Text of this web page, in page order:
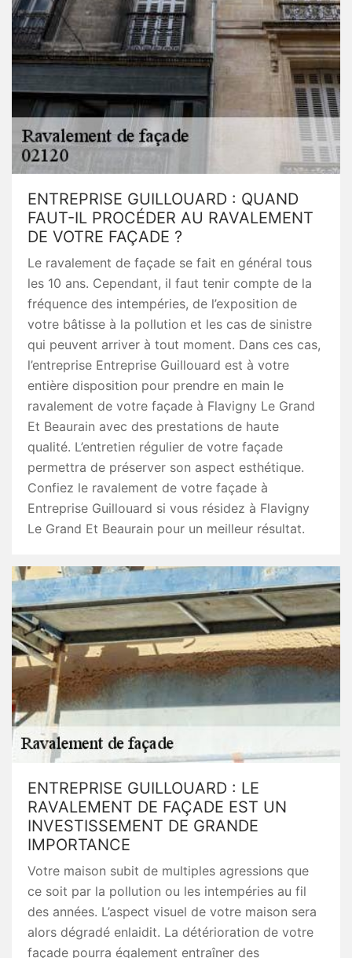
ENTREPRISE GUILLOUARD : QUAND
FAUT-IL PROCÉDER AU RAVALEMENT
DE VOTRE FAÇADE ?
Le ravalement de façade se fait en général tous
les 10 ans. Cependant, il faut tenir compte de la
fréquence des intempéries, de l’exposition de
votre bâtisse à la pollution et les cas de sinistre
qui peuvent arriver à tout moment. Dans ces cas,
l’entreprise Entreprise Guillouard est à votre
entière disposition pour prendre en main le
ravalement de votre façade à Flavigny Le Grand
Et Beaurain avec des prestations de haute
qualité. L’entretien régulier de votre façade
permettra de préserver son aspect esthétique.
Confiez le ravalement de votre façade à
Entreprise Guillouard si vous résidez à Flavigny
Le Grand Et Beaurain pour un meilleur résultat.
ENTREPRISE GUILLOUARD : LE
RAVALEMENT DE FAÇADE EST UN
INVESTISSEMENT DE GRANDE
IMPORTANCE
Votre maison subit de multiples agressions que
ce soit par la pollution ou les intempéries au fil
des années. L’aspect visuel de votre maison sera
alors dégradé enlaidit. La détérioration de votre
façade pourra également entraîner des